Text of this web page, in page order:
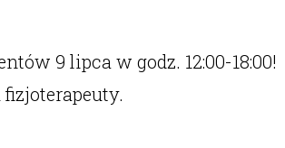
9 lipca w godz. 12:00-18:00!